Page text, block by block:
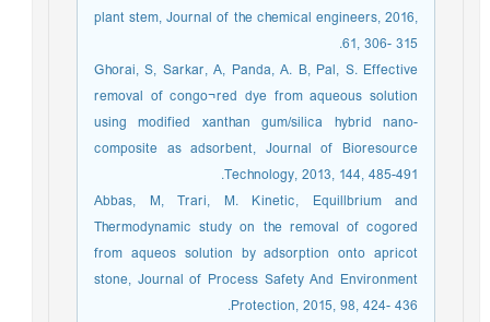
plant stem, Journal of the chemical engineers, 2016,
61, 306- 315.
Ghorai, S, Sarkar, A, Panda, A. B, Pal, S. Effective
removal of congo¬red dye from aqueous solution
using modified xanthan gum/silica hybrid nano-
composite as adsorbent, Journal of Bioresource
Technology, 2013, 144, 485-491.
Abbas, M, Trari, M. Kinetic, Equillbrium and
Thermodynamic study on the removal of cogored
from aqueos solution by adsorption onto apricot
stone, Journal of Process Safety And Environment
Protection, 2015, 98, 424- 436.